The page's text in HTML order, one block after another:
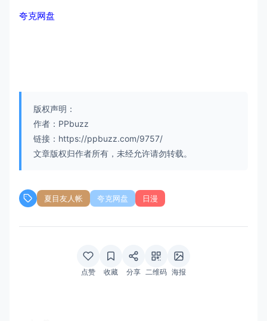
夸克网盘
版权声明：
作者：PPbuzz
链接：https://ppbuzz.com/9757/
文章版权归作者所有，未经允许请勿转载。
夏目友人帐 夸克网盘 日漫
点赞 收藏 分享 二维码 海报